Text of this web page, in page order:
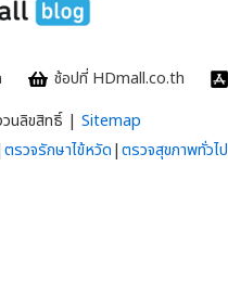
ช้อปที่ HDmall.co.th
นลิขสิทธิ์ | Sitemap
ตรวจรักษาไข้หวัด|ตรวจสุขภาพทั่วไป